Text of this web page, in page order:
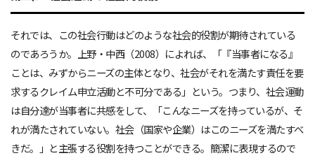
それでは、この社会行動はどのような社会的役割が期待されている
のであろうか。上野・中西（2008）によれば、「『当事者になる』
ことは、みずからニーズの主体となり、社会がそれを満たす責任を要
求するクレイム申立活動と不可分である」という。つまり、社会運動
は自分達が当事者に共感をして、「こんなニーズを持っているが、そ
れが満たされていない。社会（国家や企業）はこのニーズを満たすべ
きだ。」と主張する役割を持つことができる。簡潔に表現するので